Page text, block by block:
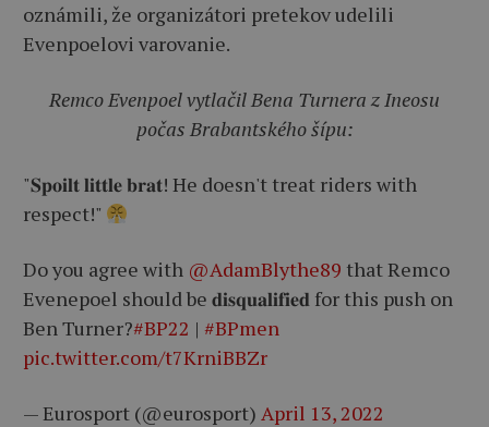
oznámili, že organizátori pretekov udelili
Evenpoelovi varovanie.
Remco Evenpoel vytlačil Bena Turnera z Ineosu
počas Brabantského šípu:
"𝐒𝐩𝐨𝐢𝐥𝐭 𝐥𝐢𝐭𝐭𝐥𝐞 𝐛𝐫𝐚𝐭! He doesn't treat riders with
respect!"
Do you agree with @AdamBlythe89 that Remco
Evenepoel should be 𝐝𝐢𝐬𝐪𝐮𝐚𝐥𝐢𝐟𝐢𝐞𝐝 for this push on
Ben Turner?#BP22 | #BPmen
pic.twitter.com/t7KrniBBZr
— Eurosport (@eurosport) April 13, 2022